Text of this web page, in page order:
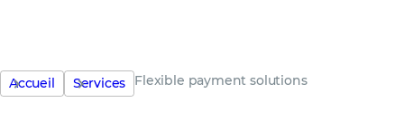
Accueil Services Flexible payment solutions